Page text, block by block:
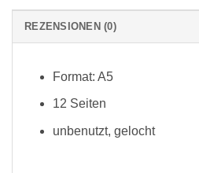
REZENSIONEN (0)
Format: A5
12 Seiten
unbenutzt, gelocht